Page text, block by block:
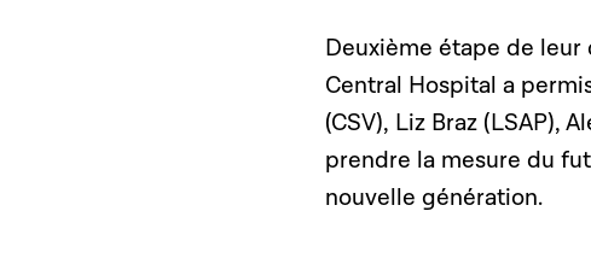
Deuxième étape de
Central Hospital a
(CSV), Liz Braz (LSAP),
prendre la mesure du
nouvelle génération.